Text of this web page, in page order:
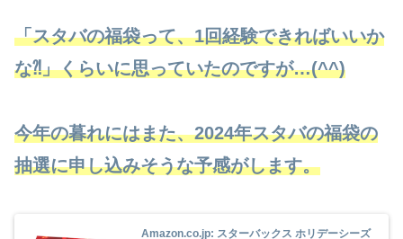
「スタバの福袋って、1回経験できればいいか
な⁈」くらいに思っていたのですが…(^^)
今年の暮れにはまた、2024年スタバの福袋の
抽選に申し込みそうな予感がします。
Amazon.co.jp: スターバックス ホリデーシーズ